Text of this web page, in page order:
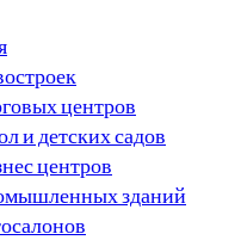
центров
и детских садов
центров
зданий